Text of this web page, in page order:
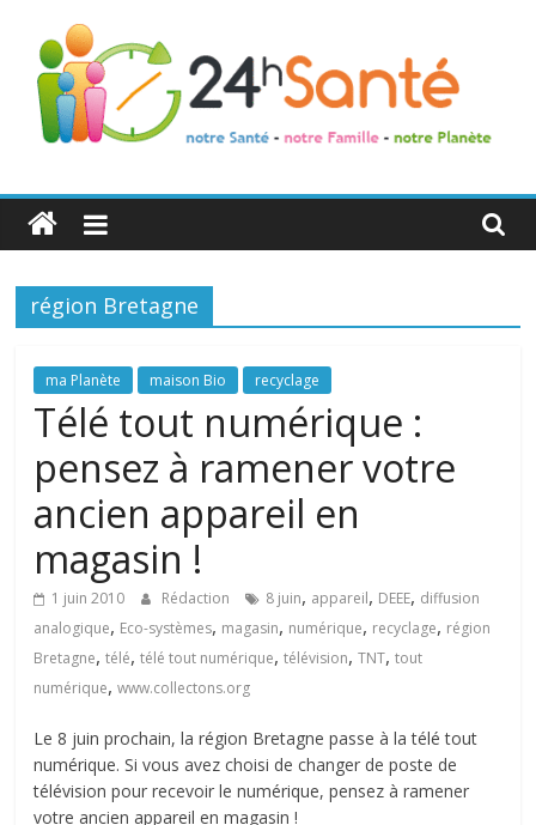
24h
Santé
La
de
toute
famille
région Bretagne
ma Planète maison Bio recyclage
Télé tout numérique :
pensez à ramener votre
ancien appareil en
magasin !
1 juin 2010 Rédaction 8 juin, appareil, DEEE, diffusion
analogique, Eco-systèmes, magasin, numérique, recyclage, région
Bretagne,télé,télé tout numérique,télévision,TNT,tout
numérique,www.collectons.org
Le 8 juin prochain, la région Bretagne passe à la télé tout
numérique. Si vous avez choisi de changer de poste de
télévision pour recevoir le numérique, pensez à ramener
votre ancien appareil en magasin !